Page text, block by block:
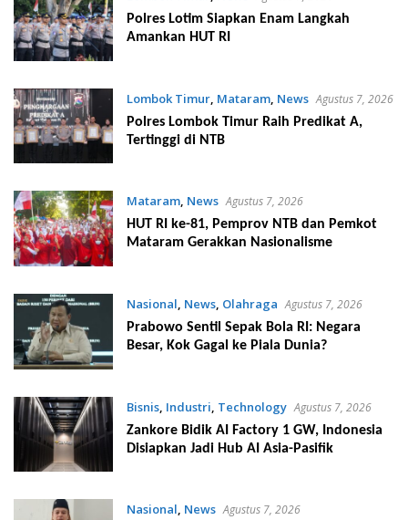
Polres Lotim Siapkan Enam Langkah
Amankan HUT RI
Lombok Timur, Mataram, News Agustus 7, 2026
Polres Lombok Timur Raih Predikat A,
Tertinggi di NTB
Mataram, News Agustus 7, 2026
HUT RI ke-81, Pemprov NTB dan Pemkot
Mataram Gerakkan Nasionalisme
Nasional, News, Olahraga Agustus 7, 2026
Prabowo Sentil Sepak Bola RI: Negara
Besar, Kok Gagal ke Piala Dunia?
Bisnis, Industri, Technology Agustus 7, 2026
Zankore Bidik AI Factory 1 GW, Indonesia
Disiapkan Jadi Hub AI Asia-Pasifik
Nasional, News Agustus 7, 2026